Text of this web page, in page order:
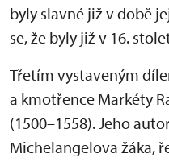
byly slavné již v době
se, že byly již v 16.
Třetím vystaveným
a kmotřence Markéty
(1500–1558). Jeho
Michelangelova žáka,